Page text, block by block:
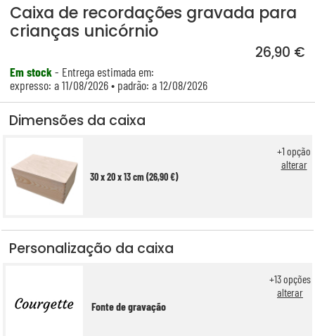
Caixa de recordações gravada para
crianças unicórnio
26,90 €
Em stock- Entrega estimada em:
expresso: a 11/08/2026 • padrão: a 12/08/2026
Dimensões da caixa
30 x 20 x 13 cm (26,90 €)
+1opção
alterar
Personalização da caixa
Fonte de gravação
+13opções
alterar